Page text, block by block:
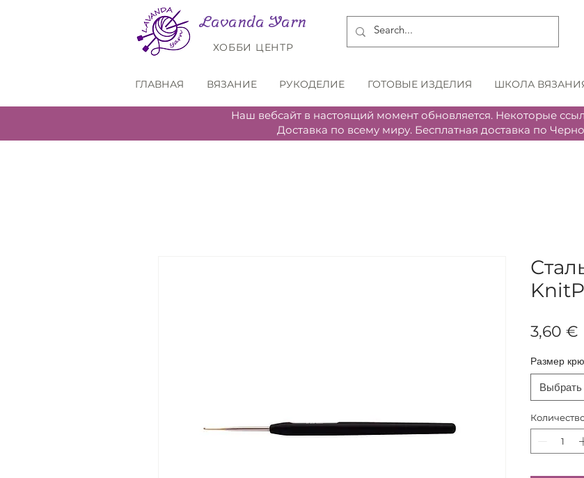
Lavanda Yarn
ХОББИ ЦЕНТР
ГЛАВНАЯ ВЯЗАНИЕ РУКОДЕЛИЕ ГОТОВЫЕ ИЗДЕЛИЯ ШКОЛА
Наш вебсайт в настоящий момент обновляется. Некоторые
Доставка по всему миру. Бесплатная доставка по
3,60 €
Размер
Выбрать